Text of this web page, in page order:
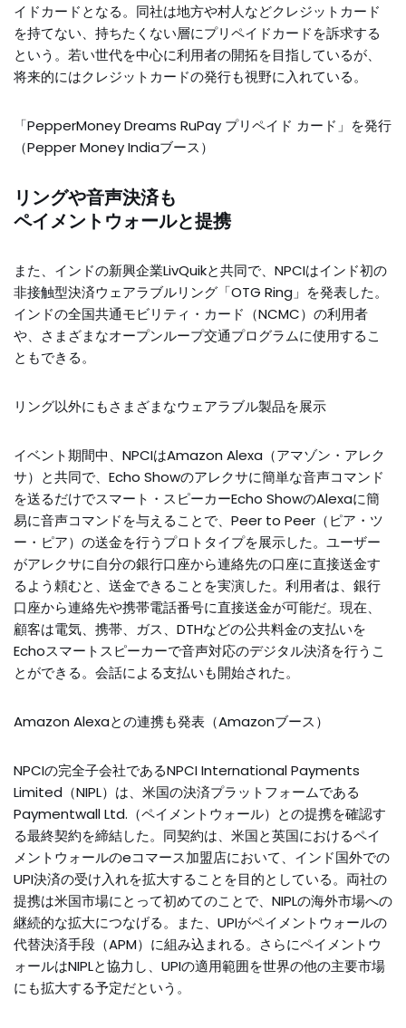
イドカードとなる。同社は地方や村人などクレジットカード
を持てない、持ちたくない層にプリペイドカードを訴求する
という。若い世代を中心に利用者の開拓を目指しているが、
将来的にはクレジットカードの発行も視野に入れている。
「PepperMoney Dreams RuPay プリペイド カード」を発行
（Pepper Money Indiaブース）
リングや音声決済も
ペイメントウォールと提携
また、インドの新興企業LivQuikと共同で、NPCIはインド初の
非接触型決済ウェアラブルリング「OTG Ring」を発表した。
インドの全国共通モビリティ・カード（NCMC）の利用者
や、さまざまなオープンループ交通プログラムに使用するこ
ともできる。
リング以外にもさまざまなウェアラブル製品を展示
イベント期間中、NPCIはAmazon Alexa（アマゾン・アレク
サ）と共同で、Echo Showのアレクサに簡単な音声コマンド
を送るだけでスマート・スピーカーEcho ShowのAlexaに簡
易に音声コマンドを与えることで、Peer to Peer（ピア・ツ
ー・ピア）の送金を行うプロトタイプを展示した。ユーザー
がアレクサに自分の銀行口座から連絡先の口座に直接送金す
るよう頼むと、送金できることを実演した。利用者は、銀行
口座から連絡先や携帯電話番号に直接送金が可能だ。現在、
顧客は電気、携帯、ガス、DTHなどの公共料金の支払いを
Echoスマートスピーカーで音声対応のデジタル決済を行うこ
とができる。会話による支払いも開始された。
Amazon Alexaとの連携も発表（Amazonブース）
NPCIの完全子会社であるNPCI International Payments
Limited（NIPL）は、米国の決済プラットフォームである
Paymentwall Ltd.（ペイメントウォール）との提携を確認す
る最終契約を締結した。同契約は、米国と英国におけるペイ
メントウォールのeコマース加盟店において、インド国外での
UPI決済の受け入れを拡大することを目的としている。両社の
提携は米国市場にとって初めてのことで、NIPLの海外市場への
継続的な拡大につなげる。また、UPIがペイメントウォールの
代替決済手段（APM）に組み込まれる。さらにペイメントウ
ォールはNIPLと協力し、UPIの適用範囲を世界の他の主要市場
にも拡大する予定だという。